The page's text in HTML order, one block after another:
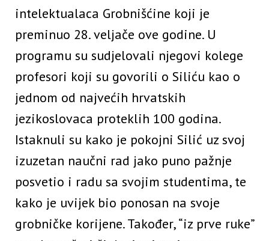
intelektualaca Grobnišćine koji je
preminuo 28. veljače ove godine. U
programu su sudjelovali njegovi kolege
profesori koji su govorili o Siliću kao o
jednom od najvećih hrvatskih
jezikoslovaca proteklih 100 godina.
Istaknuli su kako je pokojni Silić uz svoj
izuzetan naučni rad jako puno pažnje
posvetio i radu sa svojim studentima, te
kako je uvijek bio ponosan na svoje
grobničke korijene. Također, “iz prve ruke”